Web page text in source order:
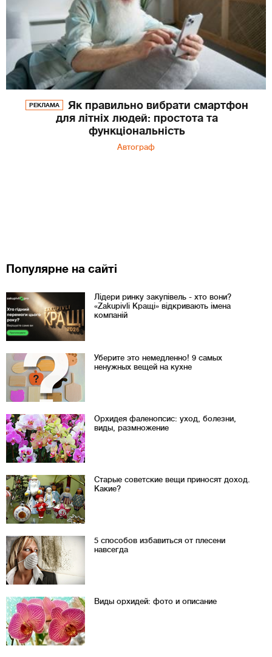
РЕКЛАМА
Як правильно вибрати смартфон
для літніх людей: простота та
функціональність
Автограф
Популярне на сайті
Лідери ринку закупівель - хто вони?
«Zakupivli Кращі» відкривають імена
компаній
Уберите это немедленно! 9 самых
ненужных вещей на кухне
Орхидея фаленопсис: уход, болезни,
виды, размножение
Старые советские вещи приносят доход.
Какие?
5 способов избавиться от плесени
навсегда
Виды орхидей: фото и описание